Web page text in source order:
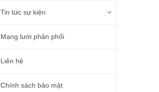
Tin tức sự kiện
Mạng lưới phân phối
Liên hệ
Chính sách bảo mật